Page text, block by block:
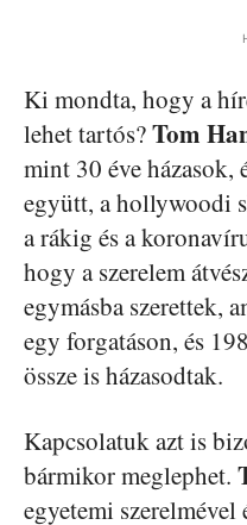
Ki mondta, hogy a
lehet tartós?Tom
mint 30 éve házasok,
együtt, a hollywoodi
a rákig és a
hogy a szerelem
egymásba szerettek,
egy forgatáson, és
össze is házasodtak.
Kapcsolatuk azt is
bármikor meglephet.
egyetemi szerelmével